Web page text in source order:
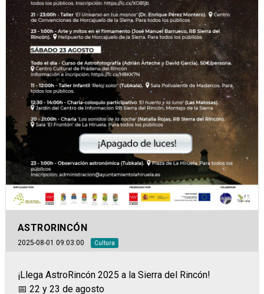
ASTRORINCÓN
2025-08-01 09:03:00 Cultura
¡Llega AstroRincón 2025 a la Sierra del Rincón!
📅 22 y 23 de agosto